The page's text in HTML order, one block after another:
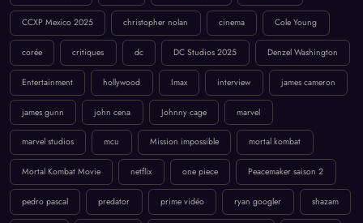
CCXP Mexico 2025 christopher nolan cinema Cole Young
corée critiques dc DC Studios 2025 Denzel Washington
Entertainment hollywood Imax interview james cameron
james gunn john cena Johnny cage marvel
marvel studios mcu Mission impossible mortal kombat
Mortal Kombat Movie netflix one piece Peacemaker saison 2
pedro pascal predator prime vidéo ryan googler shazam